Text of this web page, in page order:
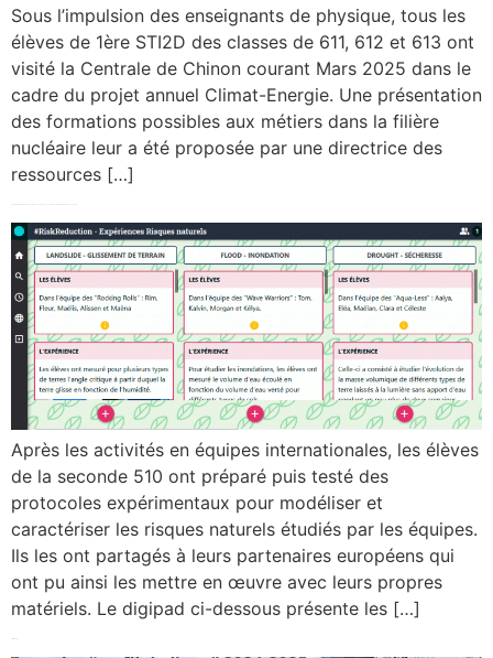
Sous l’impulsion des enseignants de physique, tous les
élèves de 1ère STI2D des classes de 611, 612 et 613 ont
visité la Centrale de Chinon courant Mars 2025 dans le
cadre du projet annuel Climat-Energie. Une présentation
des formations possibles aux métiers dans la filière
nucléaire leur a été proposée par une directrice des
ressources […]
Après les activités en équipes internationales, les élèves
de la seconde 510 ont préparé puis testé des
protocoles expérimentaux pour modéliser et
caractériser les risques naturels étudiés par les équipes.
Ils les ont partagés à leurs partenaires européens qui
ont pu ainsi les mettre en œuvre avec leurs propres
matériels. Le digipad ci-dessous présente les […]